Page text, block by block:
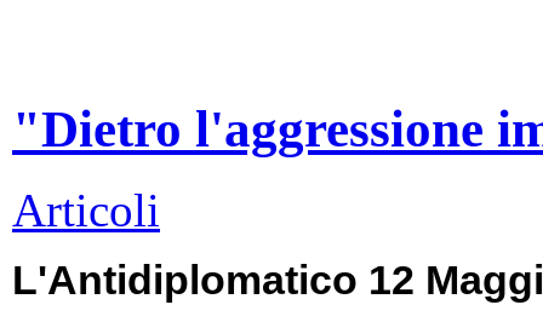
"Dietro l'aggressione
Articoli
L'Antidiplomatico 12